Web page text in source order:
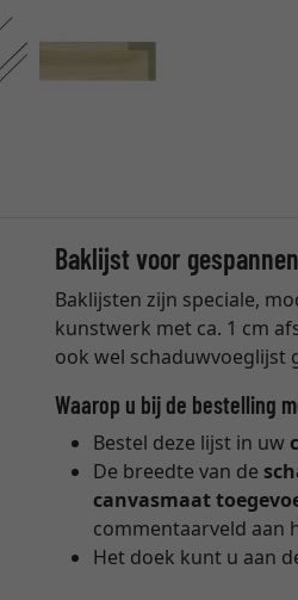
Baklijst voor
Baklijsten zijn speciale,
kunstwerk met ca. 1 cm
ook wel schaduwvoeglijst
Waarop u bij de bestelling
Bestel deze lijst in uw
De breedte van de
canvasmaat
commentaarveld aan
Het doek kunt u aan